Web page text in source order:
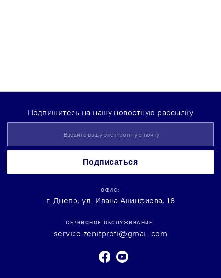
Подпишитесь на нашу новостную рассылку
Up
for
Newsletter:
Подписаться
ОФИС:
г. Днепр, ул. Ивана Акинфиева, 18
СЕРВИСНОЕ ОБСЛУЖИВАНИЕ:
service.zenitprofi@gmail.com
FacebookYoutube